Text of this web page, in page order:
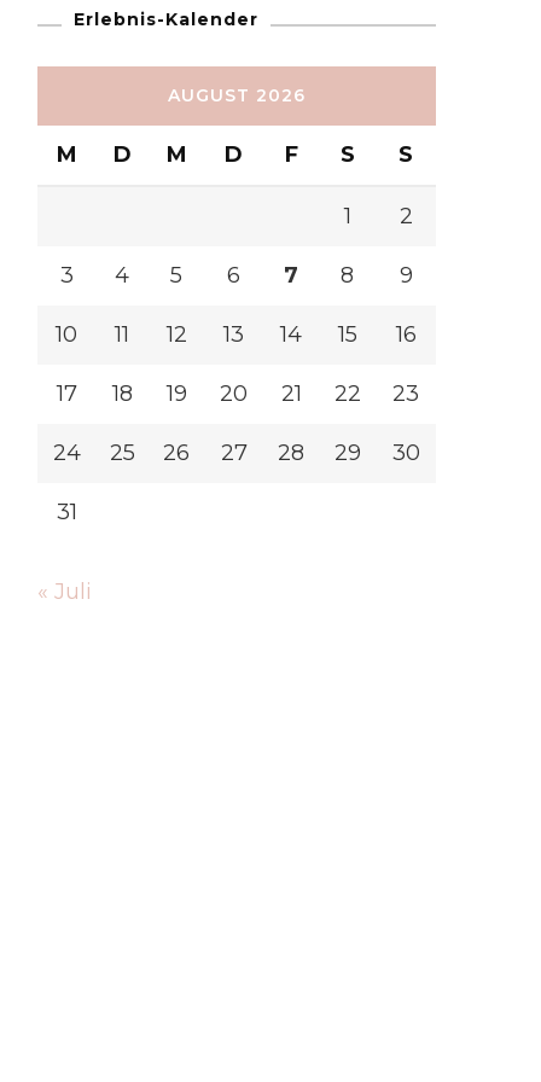
Erlebnis-Kalender
AUGUST 2026
M D M D F S S
1 2
3 4 5 6 7 8 9
10 11 12 13 14 15 16
17 18 19 20 21 22 23
24 25 26 27 28 29 30
31
« Juli